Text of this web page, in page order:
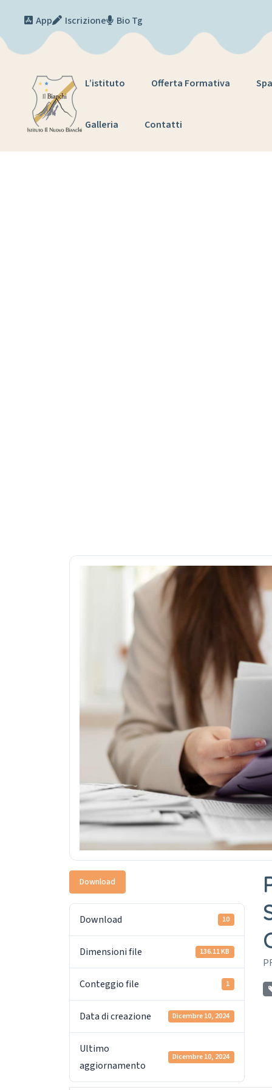
App
Iscrizione Bio Tg
L’istituto Offerta Formativa
Galleria Contatti
Download
Download 10
Dimensioni file 136.11 KB
Conteggio file 1
Data di creazione Dicembre 10, 2024
Ultimo
aggiornamento
Dicembre 10, 2024